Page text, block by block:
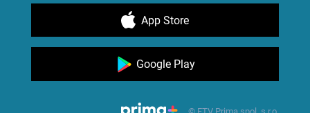
App Store
Google Play